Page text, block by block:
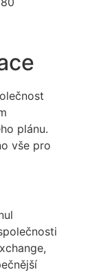
plánu.
vše pro